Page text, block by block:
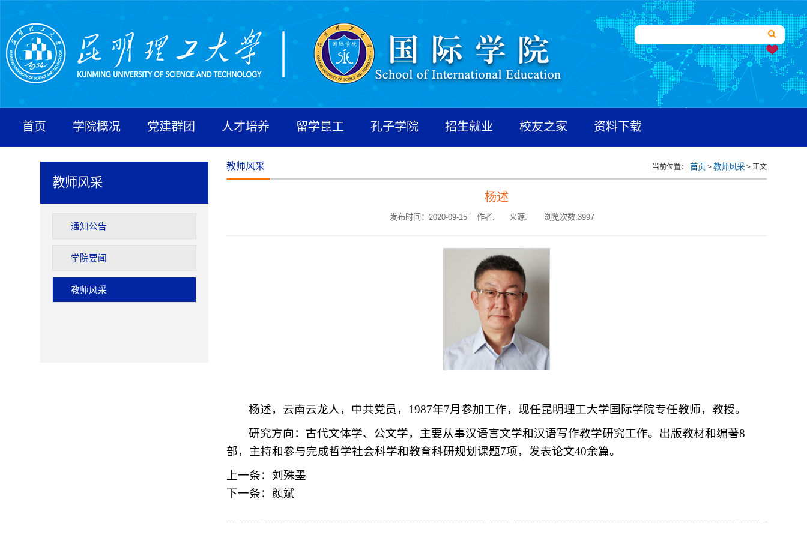
首页 学院概况 党建群团 人才培养 留学昆工 孔子学院 招生就业 校友之家 资料下载
教师风采
通知公告
学院要闻
教师风采
教师风采 当前位置： 首页 > 教师风采 > 正文
杨述
发布时间：2020-09-15 作者: 来源: 浏览次数:3997
杨述，云南云龙人，中共党员，1987年7月参加工作，现任昆明理工大学国际学院专任教师，教授。
研究方向：古代文体学、公文学，主要从事汉语言文学和汉语写作教学研究工作。出版教材和编著8
部，主持和参与完成哲学社会科学和教育科研规划课题7项，发表论文40余篇。
上一条： 刘殊墨
下一条： 颜斌